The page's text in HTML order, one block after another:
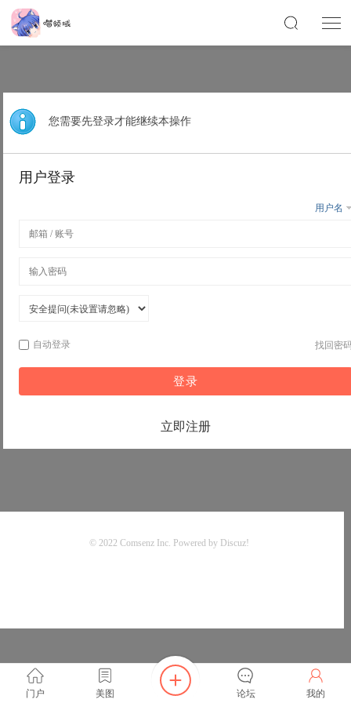
您需要先登录才能继续本操作
用户登录
用户名
自动登录 找回密
登录
立即注册
门户 美图 论坛 我的
© 2022Comsenz Inc. Powered by Discuz!